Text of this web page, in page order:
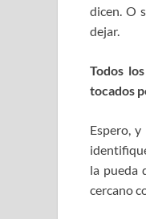
dicen. O
dejar.
Todos
tocados
Espero,
la pueda
cercano